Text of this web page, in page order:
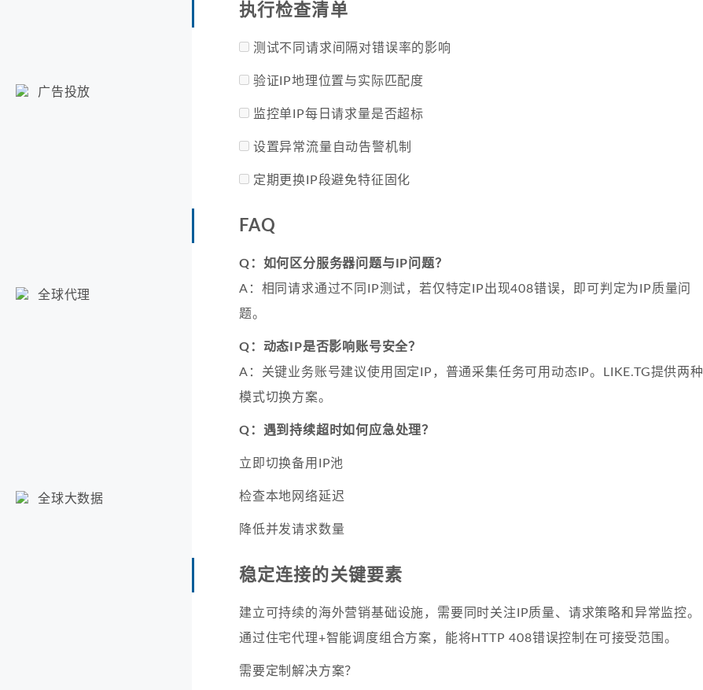
广告投放
全球代理
全球大数据
执行检查清单
测试不同请求间隔对错误率的影响
验证IP地理位置与实际匹配度
监控单IP每日请求量是否超标
设置异常流量自动告警机制
定期更换IP段避免特征固化
FAQ
Q：如何区分服务器问题与IP问题？
A：相同请求通过不同IP测试，若仅特定IP出现408错误，即可判定为IP质量问
题。
Q：动态IP是否影响账号安全？
A：关键业务账号建议使用固定IP，普通采集任务可用动态IP。LIKE.TG提供两种
模式切换方案。
Q：遇到持续超时如何应急处理？
立即切换备用IP池
检查本地网络延迟
降低并发请求数量
稳定连接的关键要素
建立可持续的海外营销基础设施，需要同时关注IP质量、请求策略和异常监控。
通过住宅代理+智能调度组合方案，能将HTTP 408错误控制在可接受范围。
需要定制解决方案？